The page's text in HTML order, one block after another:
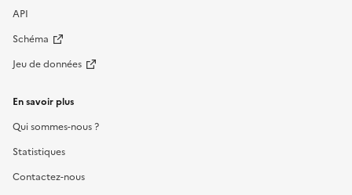
API
Schéma
Jeu de données
En savoir plus
Qui sommes-nous ?
Statistiques
Contactez-nous